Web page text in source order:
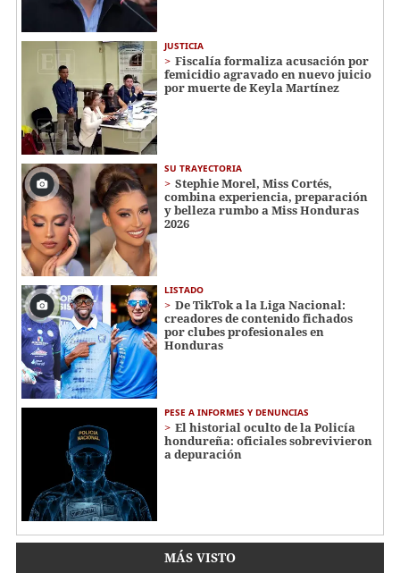
JUSTICIA
Fiscalía formaliza acusación por
femicidio agravado en nuevo juicio
por muerte de Keyla Martínez
SU TRAYECTORIA
Stephie Morel, Miss Cortés,
combina experiencia, preparación
y belleza rumbo a Miss Honduras
2026
LISTADO
De TikTok a la Liga Nacional:
creadores de contenido fichados
por clubes profesionales en
Honduras
PESE A INFORMES Y DENUNCIAS
El historial oculto de la Policía
hondureña: oficiales sobrevivieron
a depuración
MÁS VISTO